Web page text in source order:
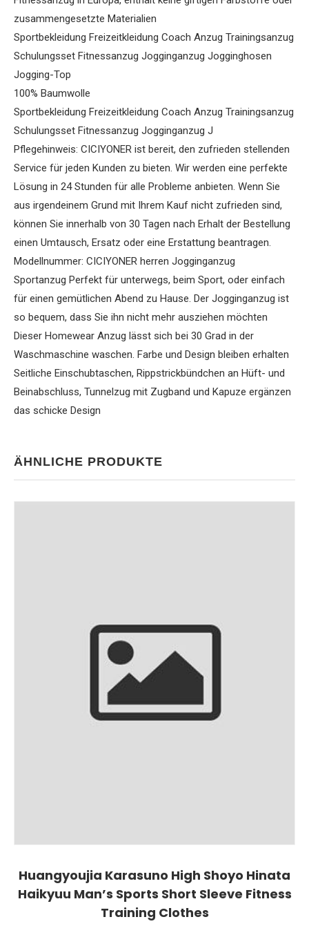
zusammengesetzte Materialien
Sportbekleidung Freizeitkleidung Coach Anzug Trainingsanzug
Schulungsset Fitnessanzug Jogginganzug Jogginghosen
Jogging-Top
100% Baumwolle
Sportbekleidung Freizeitkleidung Coach Anzug Trainingsanzug
Schulungsset Fitnessanzug Jogginganzug J
Pflegehinweis: CICIYONER ist bereit, den zufrieden stellenden
Service für jeden Kunden zu bieten. Wir werden eine perfekte
Lösung in 24 Stunden für alle Probleme anbieten. Wenn Sie
aus irgendeinem Grund mit Ihrem Kauf nicht zufrieden sind,
können Sie innerhalb von 30 Tagen nach Erhalt der Bestellung
einen Umtausch, Ersatz oder eine Erstattung beantragen.
Modellnummer: CICIYONER herren Jogginganzug
Sportanzug Perfekt für unterwegs, beim Sport, oder einfach
für einen gemütlichen Abend zu Hause. Der Jogginganzug ist
so bequem, dass Sie ihn nicht mehr ausziehen möchten
Dieser Homewear Anzug lässt sich bei 30 Grad in der
Waschmaschine waschen. Farbe und Design bleiben erhalten
Seitliche Einschubtaschen, Rippstrickbündchen an Hüft- und
Beinabschluss, Tunnelzug mit Zugband und Kapuze ergänzen
das schicke Design
ÄHNLICHE PRODUKTE
Huangyoujia Karasuno High Shoyo Hinata
Haikyuu Man’s Sports Short Sleeve Fitness
Training Clothes